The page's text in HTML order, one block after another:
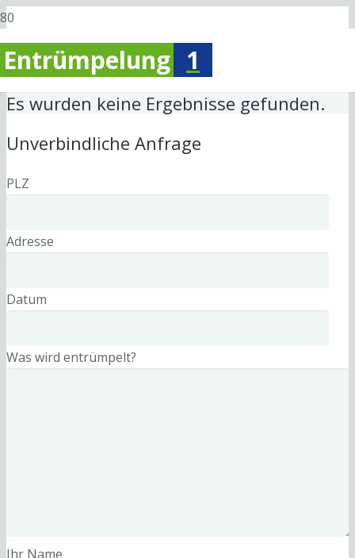
Entrümpelung 1
Es wurden keine Ergebnisse gefunden.
Unverbindliche Anfrage
PLZ
Adresse
Datum
Was wird entrümpelt?
Ihr Name